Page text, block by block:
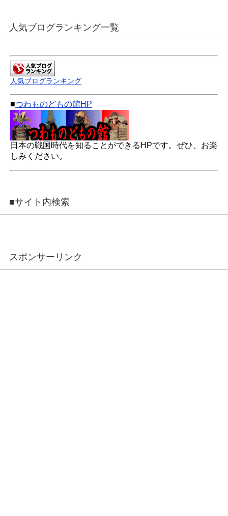
人気ブログランキング一覧
人気ブログランキング
■つわものどもの館HP
日本の戦国時代を知ることができるHPです。ぜひ、お楽
しみください。
■サイト内検索
スポンサーリンク